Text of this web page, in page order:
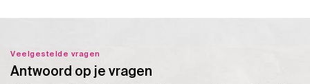
Veelgestelde vragen
Antwoord op je vragen